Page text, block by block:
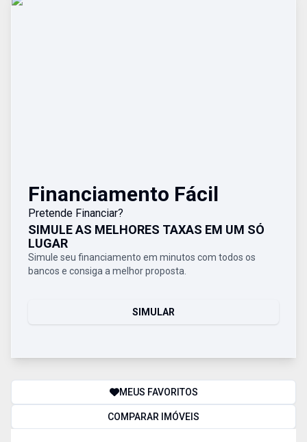
Financiamento Fácil
Pretende Financiar?
SIMULE AS MELHORES TAXAS EM UM SÓ
LUGAR
Simule seu financiamento em minutos com todos os
bancos e consiga a melhor proposta.
SIMULAR
MEUS FAVORITOS
COMPARAR IMÓVEIS